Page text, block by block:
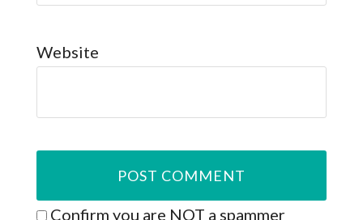
Website
Confirm you are NOT a spammer